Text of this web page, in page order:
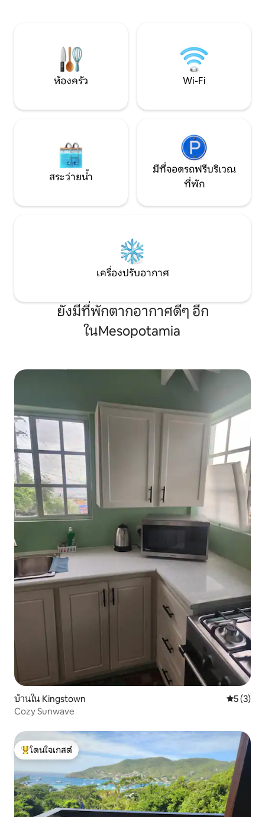
ถิ่นกิจกรรมผจญภัย
ห้องครัว Wi-Fi
สระว่ายน้ำ
มีที่จอดรถฟรีบริเวณ
ที่พัก
เครื่องปรับอากาศ
ยังมีที่พักตากอากาศดีๆ อีก
ในMesopotamia
บ้านใน Kingstown คะแนนเฉ
5 (3)
Cozy Sunwave
โดนใจเกสต์ที่สุด
โดนใจเกสต์